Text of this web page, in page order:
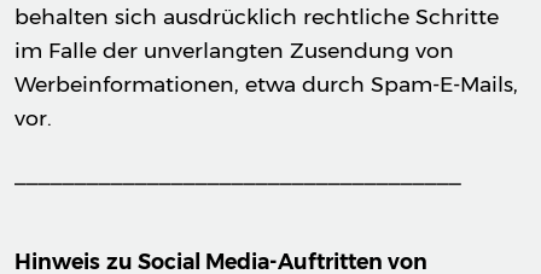
behalten sich ausdrücklich rechtliche Schritte
im Falle der unverlangten Zusendung von
Werbeinformationen, etwa durch Spam-E-Mails,
vor.
Hinweis zu Social Media-Auftritten von